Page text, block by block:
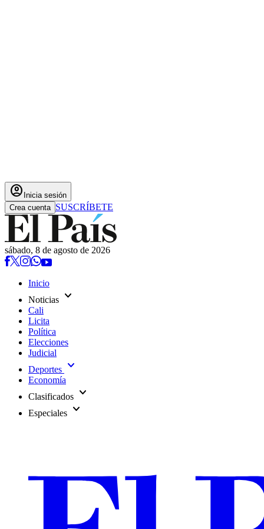
account_circle Inicia sesión
Crea cuenta SUSCRÍBETE
sábado, 8 de agosto de 2026
Inicio
Noticias expand_more
Cali
Licita
Política
Elecciones
Judicial
Deportes expand_more
Economía
Clasificados expand_more
Especiales expand_more